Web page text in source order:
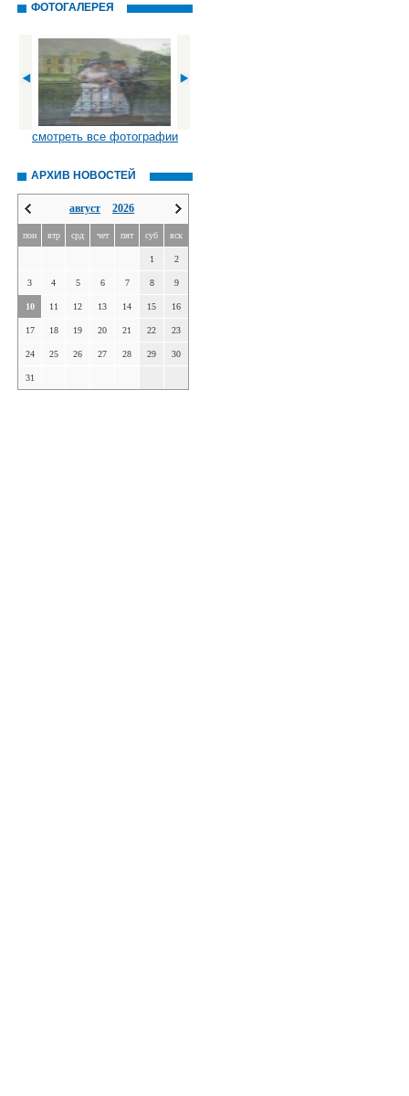
ФОТОГАЛЕРЕЯ
смотреть все фотографии
АРХИВ НОВОСТЕЙ
август 2026
пон втр срд чет пят суб вск
1 2
3 4 5 6 7 8 9
10 11 12 13 14 15 16
17 18 19 20 21 22 23
24 25 26 27 28 29 30
31